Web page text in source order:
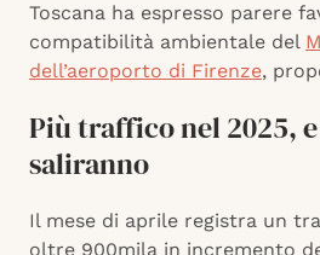
Toscana ha espresso parere
compatibilità ambientale del
dell’aeroporto di Firenze,
Più traffico nel 2025,
saliranno
Il mese di aprile registra un
oltre 900mila in incremento